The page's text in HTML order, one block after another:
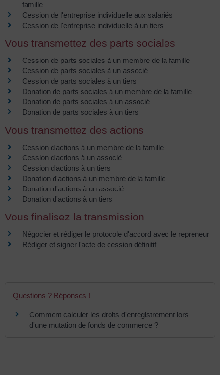
famille
Cession de l'entreprise individuelle aux salariés
Cession de l'entreprise individuelle à un tiers
Vous transmettez des parts sociales
Cession de parts sociales à un membre de la famille
Cession de parts sociales à un associé
Cession de parts sociales à un tiers
Donation de parts sociales à un membre de la famille
Donation de parts sociales à un associé
Donation de parts sociales à un tiers
Vous transmettez des actions
Cession d'actions à un membre de la famille
Cession d'actions à un associé
Cession d'actions à un tiers
Donation d'actions à un membre de la famille
Donation d'actions à un associé
Donation d'actions à un tiers
Vous finalisez la transmission
Négocier et rédiger le protocole d'accord avec le repreneur
Rédiger et signer l'acte de cession définitif
Questions ? Réponses !
Comment calculer les droits d'enregistrement lors
d'une mutation de fonds de commerce ?